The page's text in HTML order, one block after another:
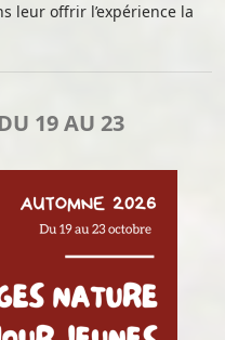
leur offrir l’expérience la
19 AU 23